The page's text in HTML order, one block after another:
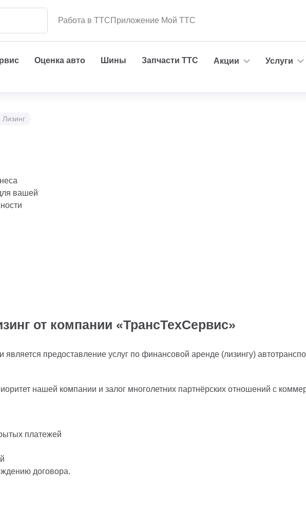
Работа в ТТСПриложение Мой ТТС
Оценка авто Шины Запчасти ТТС Акции Услуги
Лизинг
вашей
от компании «ТрансТехСервис»
предоставление услуг по финансовой аренде (лизингу)
нашей компании и залог многолетних партнёрских отношений с
платежей
договора.